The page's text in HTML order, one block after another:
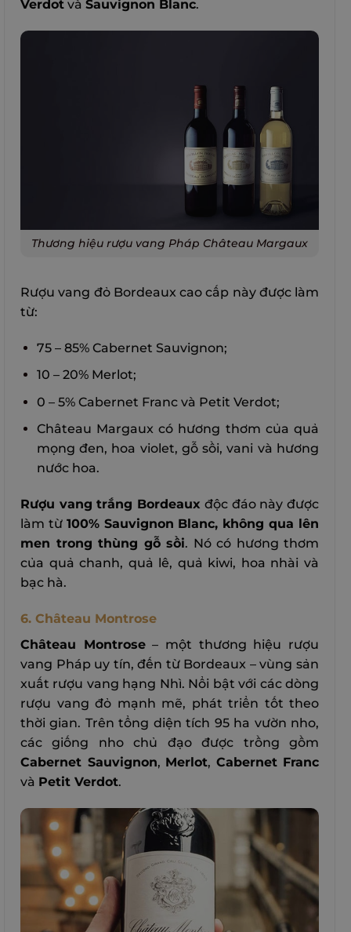
Verdot và Sauvignon Blanc.
Thương hiệu rượu vang Pháp Château Margaux
Rượu vang đỏ Bordeaux cao cấp này được làm
từ:
75 – 85% Cabernet Sauvignon;
10 – 20% Merlot;
0 – 5% Cabernet Franc và Petit Verdot;
Château Margaux có hương thơm của quả
mọng đen, hoa violet, gỗ sồi, vani và hương
nước hoa.
Rượu vang trắng Bordeaux độc đáo này được
làm từ 100% Sauvignon Blanc, không qua lên
men trong thùng gỗ sồi. Nó có hương thơm
của quả chanh, quả lê, quả kiwi, hoa nhài và
bạc hà.
6. Château Montrose
Château Montrose– một thương hiệu rượu
vang Pháp uy tín, đến từ Bordeaux – vùng sản
xuất rượu vang hạng Nhì. Nổi bật với các dòng
rượu vang đỏ mạnh mẽ, phát triển tốt theo
thời gian. Trên tổng diện tích 95 ha vườn nho,
các giống nho chủ đạo được trồng gồm
Cabernet Sauvignon, Merlot, Cabernet Franc
và Petit Verdot.